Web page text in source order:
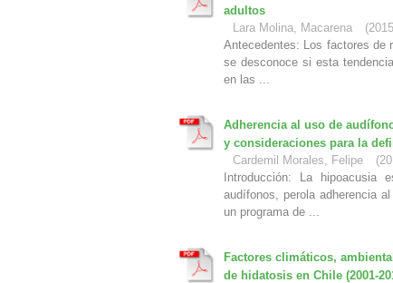
adultos
Lara Molina, Macarena
(2015
Antecedentes: Los factores de
se desconoce si esta
en las ...
Adherencia al uso de
y consideraciones para la
Cardemil Morales, Felipe
(
Introducción: La hipoacusia
audífonos, perola adherencia
un programa de ...
Factores climáticos,
de hidatosis en Chile (2001-